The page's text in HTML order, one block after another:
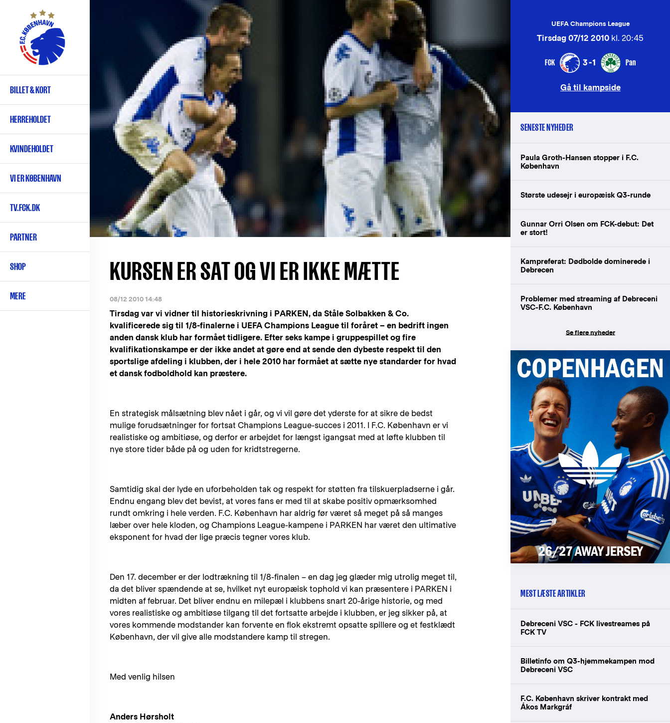
hovedindhold
Primær
navigation
BILLET & KORT
HERREHOLDET
KVINDEHOLDET
VI ER KØBENHAVN
TV.FCK.DK
PARTNER
SHOP
MERE
KURSEN ER SAT OG VI ER IKKE MÆTTE
08/12 2010 14:48
Tirsdag var vi vidner til historieskrivning i PARKEN, da Ståle Solbakken & Co.
kvalificerede sig til 1/8-finalerne i UEFA Champions League til foråret – en bedrift ingen
anden dansk klub har formået tidligere. Efter seks kampe i gruppespillet og fire
kvalifikationskampe er der ikke andet at gøre end at sende den dybeste respekt til den
sportslige afdeling i klubben, der i hele 2010 har formået at sætte nye standarder for hvad
et dansk fodboldhold kan præstere.
En strategisk målsætning blev nået i går, og vi vil gøre det yderste for at sikre de bedst
mulige forudsætninger for fortsat Champions League-succes i 2011. I F.C. København er vi
realistiske og ambitiøse, og derfor er arbejdet for længst igangsat med at løfte klubben til
nye store tider både på og uden for kridtstregerne.
Samtidig skal der lyde en uforbeholden tak og respekt for støtten fra tilskuerpladserne i går.
Endnu engang blev det bevist, at vores fans er med til at skabe positiv opmærksomhed
rundt omkring i hele verden. F.C. København har aldrig før været så meget på så manges
læber over hele kloden, og Champions League-kampene i PARKEN har været den ultimative
eksponent for hvad der lige præcis tegner vores klub.
Den 17. december er der lodtrækning til 1/8-finalen – en dag jeg glæder mig utrolig meget til,
da det bliver spændende at se, hvilket nyt europæisk tophold vi kan præsentere i PARKEN i
midten af februar. Det bliver endnu en milepæl i klubbens snart 20-årige historie, og med
vores realistiske og ambitiøse tilgang til det fortsatte arbejde i klubben, er jeg sikker på, at
vores kommende modstander kan forvente en flok ekstremt opsatte spillere og et festklædt
København, der vil give alle modstandere kamp til stregen.
Med venlig hilsen
Anders Hørsholt
UEFA Champions League
Tirsdag 07/12 2010 kl. 20:45
FCK 3-1 Pan
Gå til kampside
SENESTE NYHEDER
Paula Groth-Hansen stopper i F.C.
København
Største udesejr i europæisk Q3-runde
Gunnar Orri Olsen om FCK-debut: Det
er stort!
Kampreferat: Dødbolde dominerede i
Debrecen
Problemer med streaming af Debreceni
VSC-F.C. København
Se flere nyheder
MEST LÆSTE ARTIKLER
Debreceni VSC - FCK livestreames på
FCK TV
Billetinfo om Q3-hjemmekampen mod
Debreceni VSC
F.C. København skriver kontrakt med
Ákos Markgráf